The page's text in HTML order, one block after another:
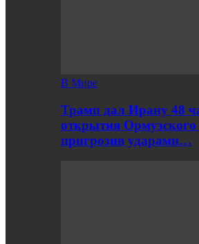
В Мире
Трамп дал Ирану 48
открытия
пригрозив ударами…